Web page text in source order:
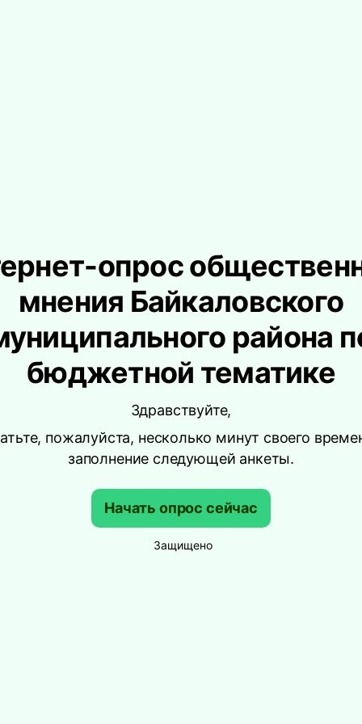
опрос
мнения Байкаловского
района
бюджетной тематике
Здравствуйте,
пожалуйста, несколько минут своего
заполнение следующей анкеты.
Начать опрос сейчас
Защищено